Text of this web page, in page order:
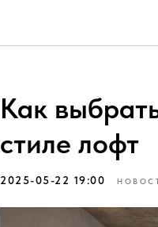
Как
стиле лофт
2025-05-22 19:00